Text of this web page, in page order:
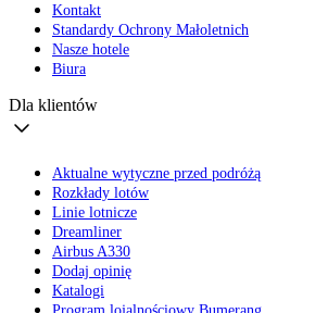
Kontakt
Standardy Ochrony Małoletnich
Nasze hotele
Biura
Dla klientów
Aktualne wytyczne przed podróżą
Rozkłady lotów
Linie lotnicze
Dreamliner
Airbus A330
Dodaj opinię
Katalogi